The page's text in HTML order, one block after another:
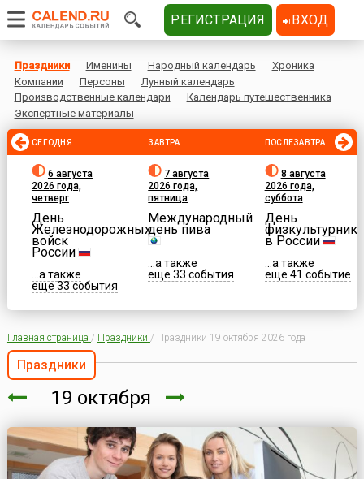
Праздники Именины Народный календарь
Хроника
Компании
Персоны
Лунный календарь
Производственные календари
Календарь путешественника
Экспертные материалы
СЕГОДНЯ
6 августа
2026 года,
четверг
День
Железнодорожных
войск
России
...а также
еще 33 события
ЗАВТРА
7 августа
2026 года,
пятница
Международный
день пива
...а также
еще 33 события
ПОСЛЕЗАВТРА
8 августа
2026 года,
суббота
День
физкультурника
в России
...а также
еще 41 событие
Главная страница / Праздники / Праздники 19 октября 2026 года
Праздники
19 октября
РЕГИСТРАЦИЯ ВХОД